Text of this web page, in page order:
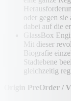
oder gegen
dabei auf die
GlassBox
Mit dieser
Biografie
Stadtebene
gleichzeitig
Origin PreOrder /